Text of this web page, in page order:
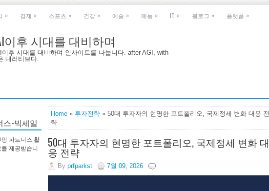
» 경제 » 스포츠 » 건강 » 예술 » 예능 » IT » 블로그 » 플랫폼 »
이후 시대를 대비하며
이후 시대를 대비하며 인사이트를 나눕니다. after AGI, with
내러티브다.
스-빅세일
파트너스 활
제공받습니
Home » 투자전략 » 50대 투자자의 현명한 포트폴리오, 국제정세 변화 대응 전
략
50대 투자자의 현명한 포트폴리오, 국제정세 변화 대
응 전략
By prfparkst 7월 09, 2026